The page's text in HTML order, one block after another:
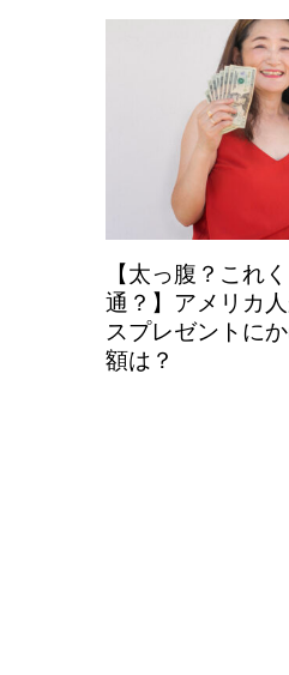
【太っ腹？これ
通？】アメリカ
スプレゼントに
額は？